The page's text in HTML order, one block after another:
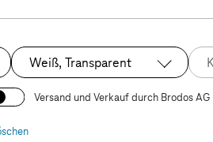
Ausgewählt:
Weiß, Transparent
Versand und Verkauf durch Brodos AG